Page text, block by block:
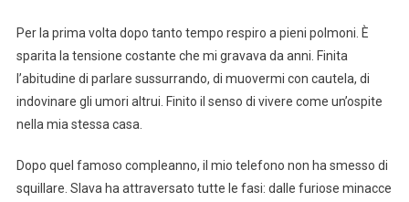
Per la prima volta dopo tanto tempo respiro a pieni polmoni. È
sparita la tensione costante che mi gravava da anni. Finita
l’abitudine di parlare sussurrando, di muovermi con cautela, di
indovinare gli umori altrui. Finito il senso di vivere come un’ospite
nella mia stessa casa.
Dopo quel famoso compleanno, il mio telefono non ha smesso di
squillare. Slava ha attraversato tutte le fasi: dalle furiose minacce